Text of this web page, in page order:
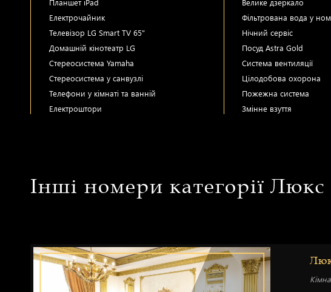
Планшет iPad
Електрочайник
Телевізор LG Smart TV 65"
Домашній кінотеатр LG
Стереосистема Yamaha
Стереосистема у санвузлі
Телефони у кімнаті та ванній
Електроштори
Велике дзеркало
Фільтрована вода у
Нічний сервіс
Посуд Astra Gold
Система вентиляції
Цілодобова охорона
Пожежна система
Змінне взуття
Інші номери категорії Люкс